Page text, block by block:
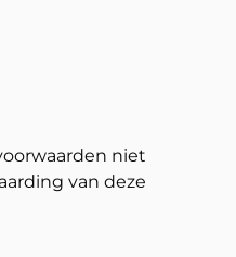
niet
van deze